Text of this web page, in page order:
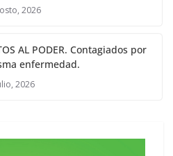
2026
AL PODER. Contagiados por
enfermedad.
2026